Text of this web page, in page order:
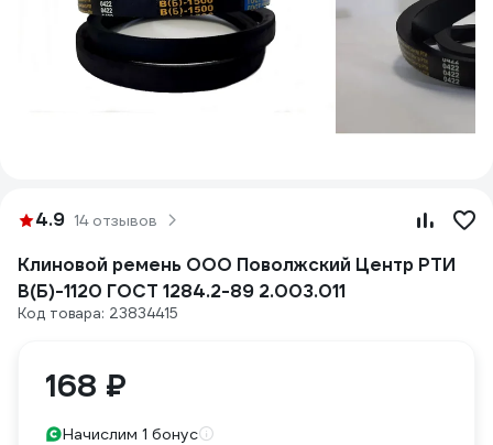
4.9 14 отзывов
Клиновой ремень ООО Поволжский Центр РТИ
В(Б)-1120 ГОСТ 1284.2-89 2.003.011
Код товара: 23834415
168 ₽
Начислим 1 бонус